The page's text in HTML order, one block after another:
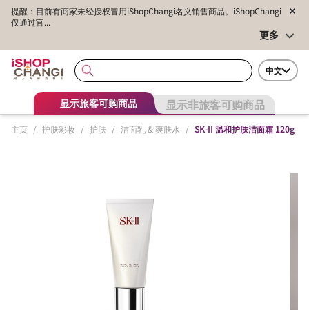
提醒：目前有商家未经授权冒用iShopChangi名义销售商品。iShopChangi
仅通过官...
更多
中文
显示旅客可购商品 显示非旅客可购商品
主页 / 护肤彩妆 / 护肤 / 洁面乳 & 爽肤水 / SK-II 温和护肤洁面霜 120g